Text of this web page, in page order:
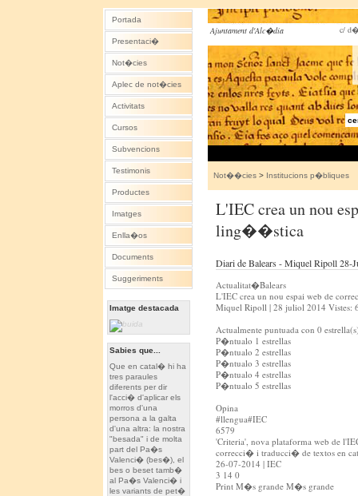
Portada
Presentaci�
Not�cies
Aplec de not�cies
Activitats
Cursos
Subvencions
Testimonis
Productes
Imatges
Enlla�os
Documents
Suggeriments
Imatge destacada
Sabies que...
Que en catal� hi ha
tres paraules
diferents per dir
l'acci� d'aplicar els
morros d'una
persona a la galta
d'una altra: la nostra
"besada" i de molta
part del Pa�s
Valenci� (bes�), el
bes o beset tamb�
al Pa�s Valenci� i
les variants de pet�
Ajuntament d'Alc�dia c/
Not��cies > Institucions p�bliques
L'IEC crea un nou
ling��stica
Diari de Balears - Miquel Ripoll 28-
Actualitat�Balears
L'IEC crea un nou espai web de
Miquel Ripoll | 28 juliol 2014 Vistes:
Actualmente puntuada con 0
P�ntualo 1 estrellas
P�ntualo 2 estrellas
P�ntualo 3 estrellas
P�ntualo 4 estrellas
P�ntualo 5 estrellas
Opina
#llengua#IEC
6579
'Criteria', nova plataforma web de
correcci� i traducci� de textos en
26-07-2014 | IEC
3 14 0
Print M�s grande M�s grande